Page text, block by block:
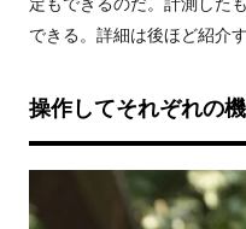
定もできるのだ。計測した
できる。詳細は後ほど紹介す
操作してそれぞれの